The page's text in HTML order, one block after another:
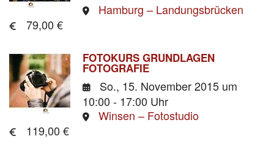
Hamburg – Landungsbrücken
79,00 €
FOTOKURS GRUNDLAGEN
FOTOGRAFIE
So., 15. November 2015 um
10:00 - 17:00 Uhr
Winsen – Fotostudio
119,00 €